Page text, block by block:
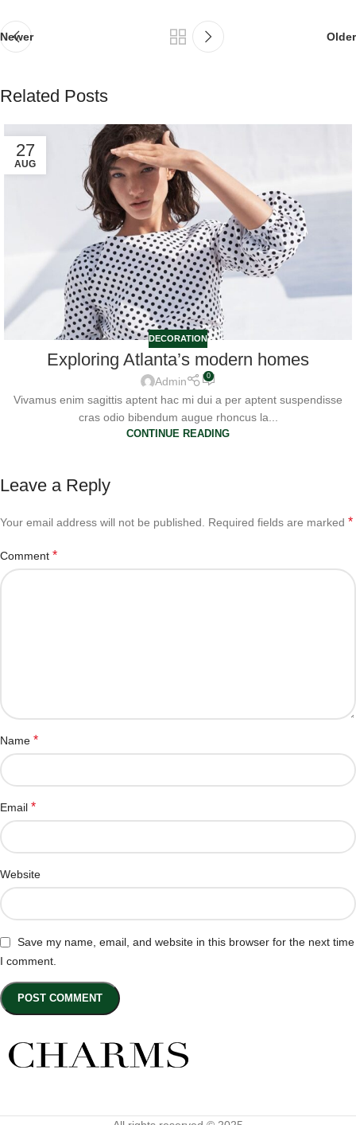
Newer Older
Related Posts
27
AUG
DECORATION
Exploring Atlanta’s modern homes
Admin 0
Vivamus enim sagittis aptent hac mi dui a per aptent suspendisse
cras odio bibendum augue rhoncus la...
CONTINUE READING
Leave a Reply
Your email address will not be published. Required fields are marked *
Comment *
Name *
Email *
Website
Save my name, email, and website in this browser for the next time
I comment.